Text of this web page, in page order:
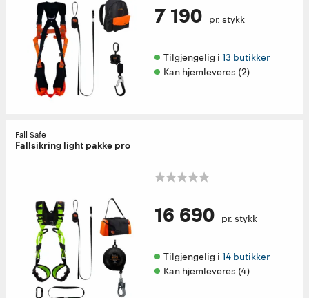
7 190 pr. stykk
Tilgjengelig i 13 butikker
Kan hjemleveres (2)
Fall Safe
Fallsikring light pakke pro
16 690 pr. stykk
Tilgjengelig i 14 butikker
Kan hjemleveres (4)